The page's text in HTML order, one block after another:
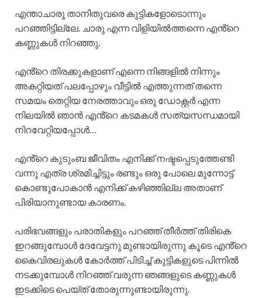
എന്താചാരൂ താനിതുവരെ കുട്ടികളോടൊന്നും
പറഞ്ഞിട്ടില്ലേ. ചാരു എന്ന വിളിയിൽത്തന്നെ എൻ്റെ
കണ്ണുകൾ നിറഞ്ഞു.
എൻ്റെ തിരക്കുകളാണ് എന്നെ നിങ്ങളിൽ നിന്നും
അകറ്റിയത് പലപ്പോഴും വീട്ടിൽ എത്തുന്നത് തന്നെ
സമയം തെറ്റിയ നേരത്താവും ഒരു ഡോക്റ്റർ എന്ന
നിലയിൽ ഞാൻ എൻ്റെ കടമകൾ സത്യസന്ധമായി
നിറവേറ്റിയപ്പോൾ…
എൻ്റെ കുടുംബ ജീവിതം എനിക്ക് നഷ്ടപ്പെടുത്തേണ്ടി
വന്നു എത്ര ശ്രമിച്ചിട്ടും രണ്ടും ഒരു പോലെ മുന്നോട്ട്
കൊണ്ടുപോകാൻ എനിക്ക് കഴിഞ്ഞില്ല അതാണ്
പിരിയാനുണ്ടായ കാരണം.
പരിഭവങ്ങളും പരാതികളും പറഞ്ഞ് തീർത്ത് തിരികെ
ഇറങ്ങുമ്പോൾ ദേവേട്ടനു മുണ്ടായിരുന്നു കൂടെ എൻ്റെ
കൈവിരലുകൾ കോർത്ത് പിടിച്ച് കുട്ടികളുടെ പിന്നിൽ
നടക്കുമ്പോൾ നിറഞ്ഞ് വരുന്ന ഞങ്ങളുടെ കണ്ണുകൾ
ഇടക്കിടെ പെയ്ത് തോരുന്നുണ്ടായിരുന്നു.